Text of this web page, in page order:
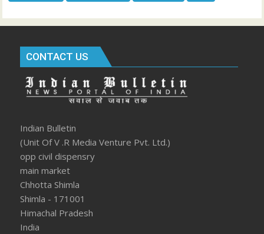
CONTACT US
Indian Bulletin
(Unit Of V .R Media Venture Pvt. Ltd.)
opp civil dispensry
main market
Chhotta Shimla
Shimla - 171001
Himachal Pradesh
India